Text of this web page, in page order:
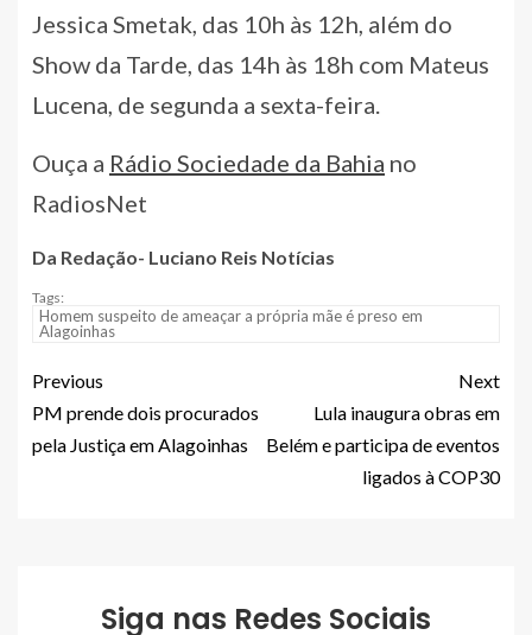
Jessica Smetak, das 10h às 12h, além do
Show da Tarde, das 14h às 18h com Mateus
Lucena, de segunda a sexta-feira.
Ouça a Rádio Sociedade da Bahia no
RadiosNet
Da Redação- Luciano Reis Notícias
Tags:
Homem suspeito de ameaçar a própria mãe é preso em
Alagoinhas
Previous
PM prende dois procurados
pela Justiça em Alagoinhas
Next
Lula inaugura obras em
Belém e participa de eventos
ligados à COP30
Siga nas Redes Sociais